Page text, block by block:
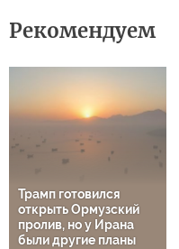
Рекомендуем
Трамп готовился
открыть Ормузский
пролив, но у Ирана
были другие планы